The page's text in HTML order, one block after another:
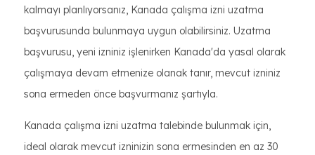
kalmayı planlıyorsanız, Kanada çalışma izni uzatma
başvurusunda bulunmaya uygun olabilirsiniz. Uzatma
başvurusu, yeni izniniz işlenirken Kanada'da yasal olarak
çalışmaya devam etmenize olanak tanır, mevcut izniniz
sona ermeden önce başvurmanız şartıyla.
Kanada çalışma izni uzatma talebinde bulunmak için,
ideal olarak mevcut izninizin sona ermesinden en az 30